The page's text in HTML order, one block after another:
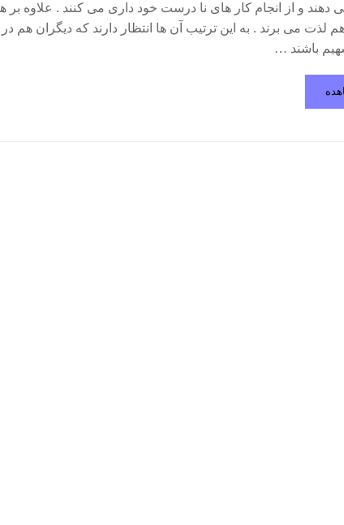
دهند و از انجام کار های نا درست خود داری می کنند . علاوه بر
لذت می برند . به این ترتیب آن ها انتظار دارند که دیگران هم
باشند …